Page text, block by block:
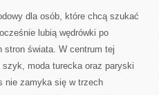
dla osób, które chcą szukać
lubią wędrówki po
stron świata. W centrum tej
szyk, moda turecka oraz paryski
nie zamyka się w trzech